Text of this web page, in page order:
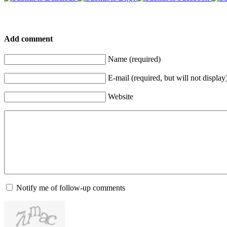
Add comment
Name (required)
E-mail (required, but will not
Website
Notify me of follow-up comments